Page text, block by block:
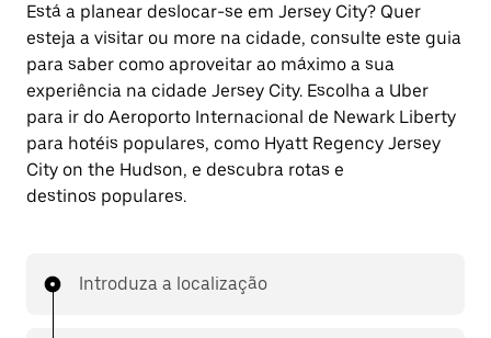
Está a planear deslocar-se em Jersey City? Quer
esteja a visitar ou more na cidade, consulte este guia
para saber como aproveitar ao máximo a sua
experiência na cidade Jersey City. Escolha a Uber
para ir do Aeroporto Internacional de Newark Liberty
para hotéis populares, como Hyatt Regency Jersey
City on the Hudson, e descubra rotas e
destinos populares.
Introduza a localização